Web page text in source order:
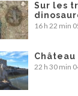
Sur les
16 h 22 min
22 h 30 min